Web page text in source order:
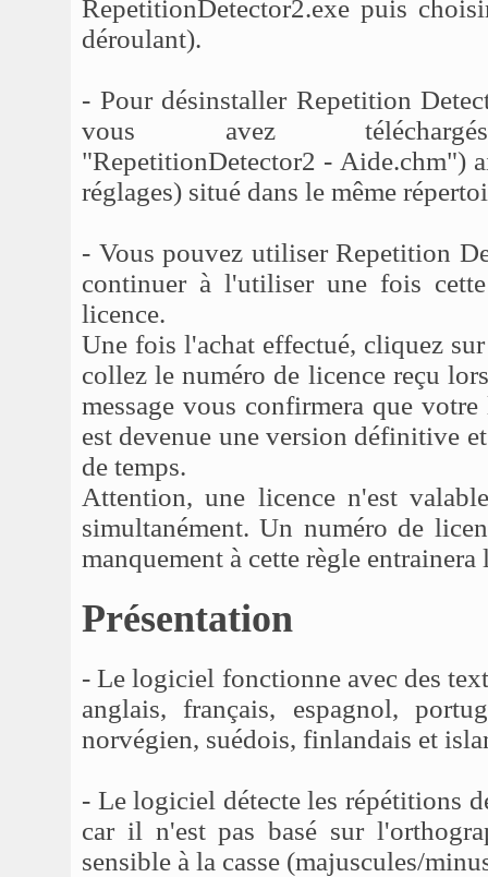
RepetitionDetector2.exe puis
déroulant).
- Pour désinstaller Repetition
vous avez téléchargés
"RepetitionDetector2 - Aide.chm")
réglages) situé dans le même
- Vous pouvez utiliser Repetition
continuer à l'utiliser une fois
licence.
Une fois l'achat effectué, cliquez
collez le numéro de licence reçu
message vous confirmera que
est devenue une version définitive
de temps.
Attention, une licence n'est
simultanément. Un numéro de
manquement à cette règle
Présentation
- Le logiciel fonctionne avec des
anglais, français, espagnol,
norvégien, suédois, finlandais et
- Le logiciel détecte les répétitions
car il n'est pas basé sur
sensible à la casse (majuscules/